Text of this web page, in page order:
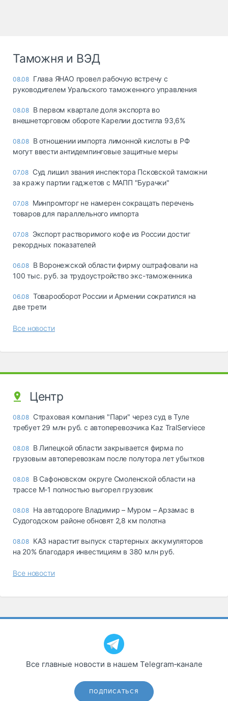
Таможня и ВЭД
08.08 Глава ЯНАО провел рабочую встречу с
руководителем Уральского таможенного управления
08.08 В первом квартале доля экспорта во
внешнеторговом обороте Карелии достигла 93,6%
08.08 В отношении импорта лимонной кислоты в РФ
могут ввести антидемпинговые защитные меры
07.08 Суд лишил звания инспектора Псковской таможни
за кражу партии гаджетов с МАПП "Бурачки"
07.08 Минпромторг не намерен сокращать перечень
товаров для параллельного импорта
07.08 Экспорт растворимого кофе из России достиг
рекордных показателей
06.08 В Воронежской области фирму оштрафовали на
100 тыс. руб. за трудоустройство экс-таможенника
06.08 Товарооборот России и Армении сократился на
две трети
Все новости
Центр
08.08 Страховая компания "Пари" через суд в Туле
требует 29 млн руб. с автоперевозчика Kaz TralServiece
08.08 В Липецкой области закрывается фирма по
грузовым автоперевозкам после полутора лет убытков
08.08 В Сафоновском округе Смоленской области на
трассе М-1 полностью выгорел грузовик
08.08 На автодороге Владимир – Муром – Арзамас в
Судогодском районе обновят 2,8 км полотна
08.08 КАЗ нарастит выпуск стартерных аккумуляторов
на 20% благодаря инвестициям в 380 млн руб.
Все новости
Все главные новости в нашем Telegram‑канале
ПОДПИСАТЬСЯ